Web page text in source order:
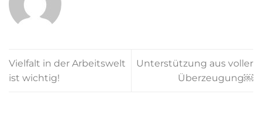
Vielfalt in der Arbeitswelt
ist wichtig!
Unterstützung aus voller
Überzeugung￼